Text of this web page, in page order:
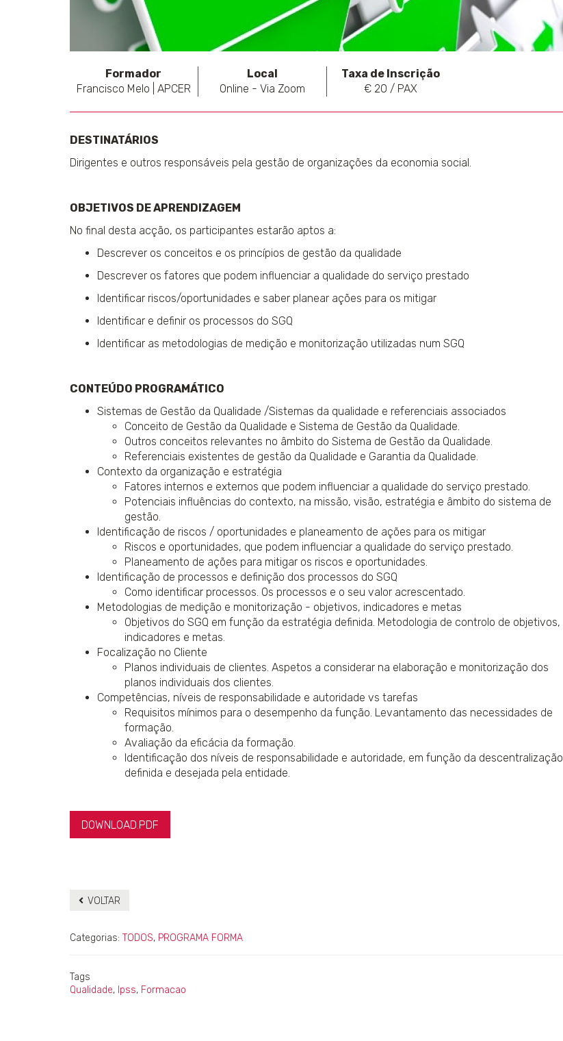
Formador
Francisco Melo | APCER
Local
Online - Via Zoom
Taxa de Inscrição
€ 20 / PAX
DESTINATÁRIOS
Dirigentes e outros responsáveis pela gestão de organizações da economia social.
OBJETIVOS DE APRENDIZAGEM
No final desta acção, os participantes estarão aptos a:
Descrever os conceitos e os princípios de gestão da qualidade
Descrever os fatores que podem influenciar a qualidade do serviço prestado
Identificar riscos/oportunidades e saber planear ações para os mitigar
Identificar e definir os processos do SGQ
Identificar as metodologias de medição e monitorização utilizadas num SGQ
CONTEÚDO PROGRAMÁTICO
Sistemas de Gestão da Qualidade /Sistemas da qualidade e referenciais associados
Conceito de Gestão da Qualidade e Sistema de Gestão da Qualidade.
Outros conceitos relevantes no âmbito do Sistema de Gestão da Qualidade.
Referenciais existentes de gestão da Qualidade e Garantia da Qualidade.
Contexto da organização e estratégia
Fatores internos e externos que podem influenciar a qualidade do serviço prestado.
Potenciais influências do contexto, na missão, visão, estratégia e âmbito do sistema de
gestão.
Identificação de riscos / oportunidades e planeamento de ações para os mitigar
Riscos e oportunidades, que podem influenciar a qualidade do serviço prestado.
Planeamento de ações para mitigar os riscos e oportunidades.
Identificação de processos e definição dos processos do SGQ
Como identificar processos. Os processos e o seu valor acrescentado.
Metodologias de medição e monitorização - objetivos, indicadores e metas
Objetivos do SGQ em função da estratégia definida. Metodologia de controlo de objetivos,
indicadores e metas.
Focalização no Cliente
Planos individuais de clientes. Aspetos a considerar na elaboração e monitorização dos
planos individuais dos clientes.
Competências, níveis de responsabilidade e autoridade vs tarefas
Requisitos mínimos para o desempenho da função. Levantamento das necessidades de
formação.
Avaliação da eficácia da formação.
Identificação dos níveis de responsabilidade e autoridade, em função da descentralização
definida e desejada pela entidade.
DOWNLOAD.PDF
VOLTAR
Categorias: TODOS, PROGRAMA FORMA
Tags
Qualidade, Ipss, Formacao